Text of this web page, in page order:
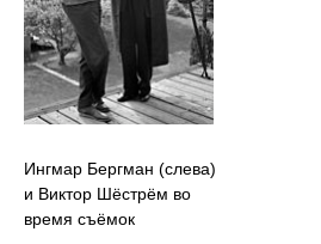
Ингмар Бергман (слева)
и Виктор Шёстрём во
время съёмок